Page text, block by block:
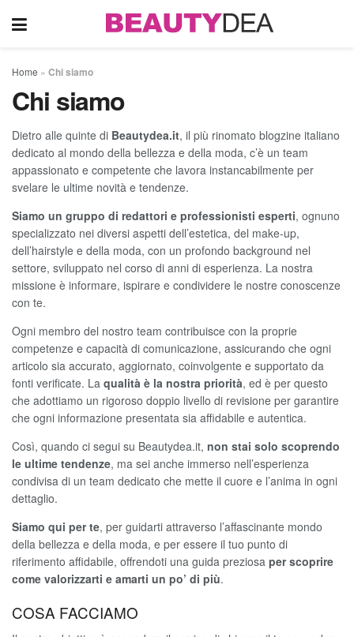
Home » Chi siamo
Chi siamo
Dietro alle quinte di Beautydea.it, il più rinomato blogzine italiano
dedicato al mondo della bellezza e della moda, c’è un team
appassionato e competente che lavora instancabilmente per
svelare le ultime novità e tendenze.
Siamo un gruppo di redattori e professionisti esperti, ognuno
specializzato nei diversi aspetti dell’estetica, del make-up,
dell’hairstyle e della moda, con un profondo background nel
settore, sviluppato nel corso di anni di esperienza. La nostra
missione è informare, ispirare e condividere le nostre conoscenze
con te.
Ogni membro del nostro team contribuisce con la proprie
competenze e capacità di comunicazione, assicurando che ogni
articolo sia accurato, aggiornato, coinvolgente e supportato da
fonti verificate. La qualità è la nostra priorità, ed è per questo
che adottiamo un rigoroso doppio livello di revisione per garantire
che ogni informazione presentata sia affidabile e autentica.
Così, quando ci segui su Beautydea.it, non stai solo scoprendo
le ultime tendenze, ma sei anche immerso nell’esperienza
condivisa di un team dedicato che mette il cuore e l’anima in ogni
dettaglio.
Siamo qui per te, per guidarti attraverso l’affascinante mondo
della bellezza e della moda, e per essere il tuo punto di
riferimento affidabile, offrendoti una guida preziosa per scoprire
come valorizzarti e amarti un po’ di più.
COSA FACCIAMO